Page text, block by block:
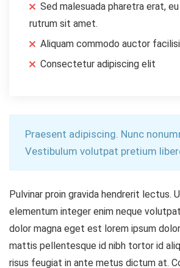
Sed malesuada pharetra erat,
rutrum sit amet.
Aliquam commodo auctor
Consectetur adipiscing elit
Praesent adipiscing. Nunc
Vestibulum volutpat pretium
Pulvinar proin gravida hendrerit lectus.
elementum integer enim neque
dolor magna eget est lorem ipsum
mattis pellentesque id nibh tortor id
risus feugiat in ante metus dictum at.